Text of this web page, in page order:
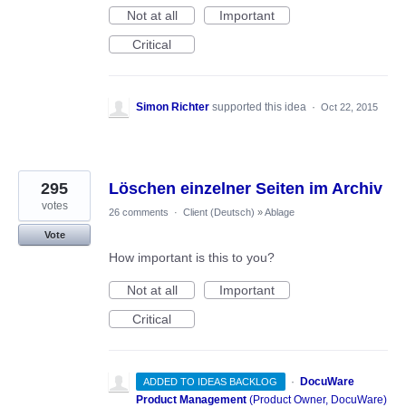
Not at all
Important
Critical
Simon Richter supported this idea · Oct 22, 2015
Löschen einzelner Seiten im Archiv
295
votes
Vote
26 comments · Client (Deutsch) »Ablage
How important is this to you?
Not at all
Important
Critical
ADDED TO IDEAS BACKLOG ·
DocuWare
Product Management (Product Owner, DocuWare)